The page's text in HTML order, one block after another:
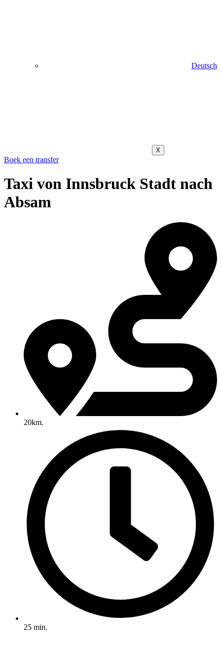
Deutsch
X
Boek een transfer
Taxi von Innsbruck Stadt nach
Absam
20km.
25 min.